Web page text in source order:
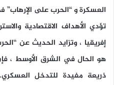
العسكرة و “الحرب على الإرهاب”
تؤدي الأهداف الاقتصادية
إفريقيا ، وتزايد الحديث عن
هو الحال في الشرق الأوسط ،
ذريعة مفيدة للتدخل